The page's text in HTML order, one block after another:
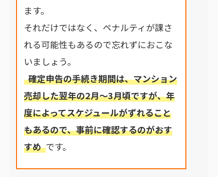
ます。
それだけではなく、ペナルティが課さ
れる可能性もあるので忘れずにおこな
いましょう。
確定申告の手続き期間は、マンション
売却した翌年の2月～3月頃ですが、年
度によってスケジュールがずれること
もあるので、事前に確認するのがおす
すめ です。